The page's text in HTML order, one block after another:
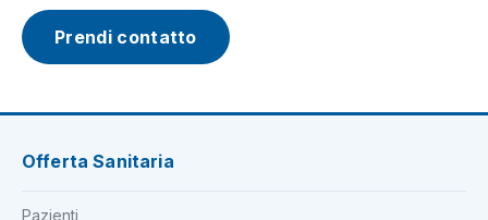
Prendi contatto
Offerta Sanitaria
Pazienti